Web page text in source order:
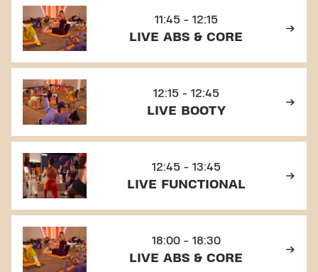
11:45 - 12:15
LIVE ABS & CORE
12:15 - 12:45
LIVE BOOTY
12:45 - 13:45
LIVE FUNCTIONAL
18:00 - 18:30
LIVE ABS & CORE